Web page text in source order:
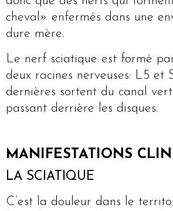
cheval» enfermés dans une
dure mère.
Le nerf sciatique est formé
deux racines nerveuses: L5 et
dernières sortent du canal
passant derrière les disques.
MANIFESTATIONS
LA SCIATIQUE
C’est la douleur dans le